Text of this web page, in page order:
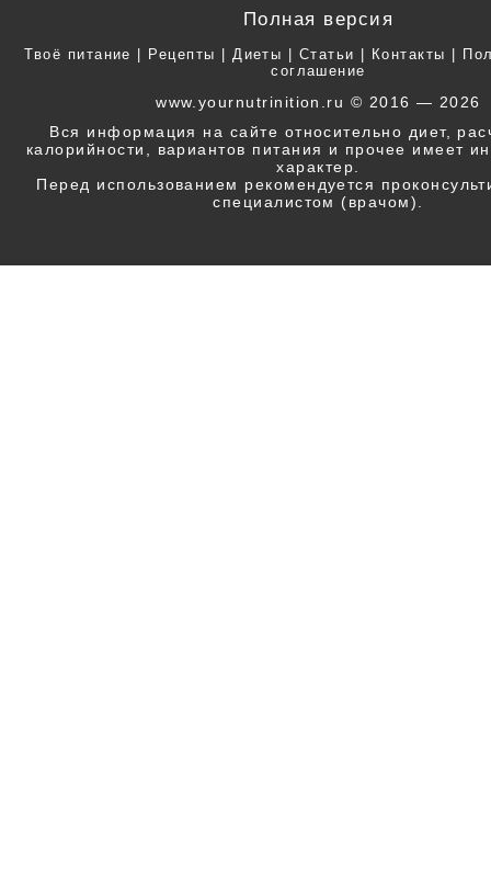
Полная версия
Твоё питание | Рецепты | Диеты | Статьи | Контакты |
соглашение
www.yournutrinition.ru © 2016 — 2026
Вся информация на сайте относительно диет,
калорийности, вариантов питания и прочее имеет
характер.
Перед использованием рекомендуется
специалистом (врачом).